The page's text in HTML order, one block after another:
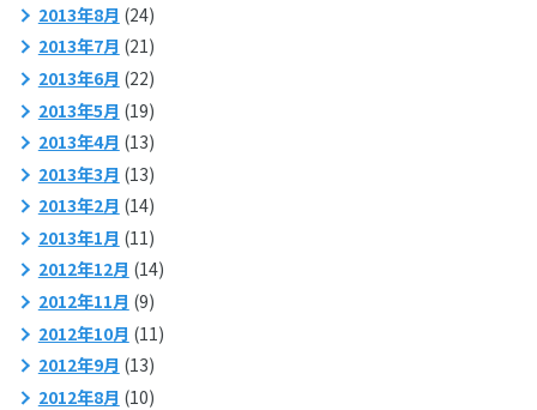
2013年8月 (24)
2013年7月 (21)
2013年6月 (22)
2013年5月 (19)
2013年4月 (13)
2013年3月 (13)
2013年2月 (14)
2013年1月 (11)
2012年12月 (14)
2012年11月 (9)
2012年10月 (11)
2012年9月 (13)
2012年8月 (10)